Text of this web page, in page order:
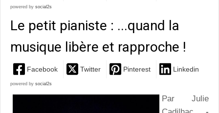
powered by social2s
Le petit pianiste : ...quand la
musique libère et rapproche !
Facebook Twitter Pinterest Linkedin
powered by social2s
Par Julie